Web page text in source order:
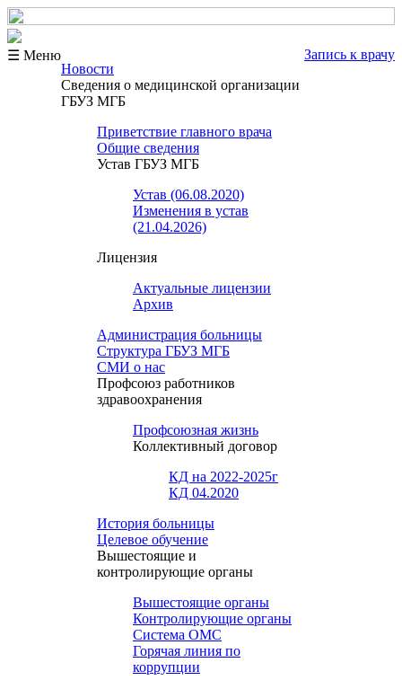
☰ Меню
Запись к врачу
Новости
Сведения о медицинской организации
ГБУЗ МГБ
Приветствие главного врача
Общие сведения
Устав ГБУЗ МГБ
Устав (06.08.2020)
Изменения в устав
(21.04.2026)
Лицензия
Актуальные лицензии
Архив
Администрация больницы
Структура ГБУЗ МГБ
СМИ о нас
Профсоюз работников
здравоохранения
Профсоюзная жизнь
Коллективный договор
КД на 2022-2025г
КД 04.2020
История больницы
Целевое обучение
Вышестоящие и
контролирующие органы
Вышестоящие органы
Контролирующие органы
Система ОМС
Горячая линия по
коррупции